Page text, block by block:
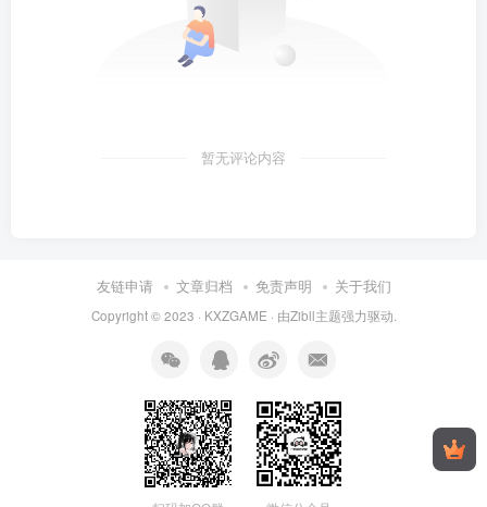
暂无评论内容
友链申请 文章归档 免责声明 关于我们
Copyright © 2023 · KXZGAME · 由Zibll主题强力驱动.